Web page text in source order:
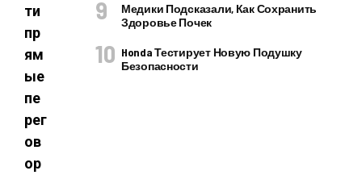
ти
пр
ям
ые
пе
рег
ов
ор
Медики Подсказали, Как Сохранить
Здоровье Почек
Honda Тестирует Новую Подушку
Безопасности